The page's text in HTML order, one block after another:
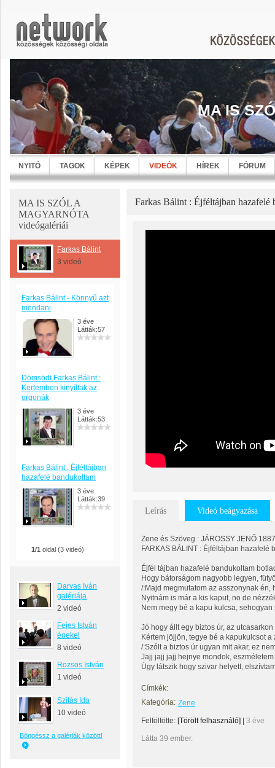
MA IS
NYITÓ TAGOK KÉPEK VIDEÓK HÍREK FÓRUM
MA IS SZÓL A
MAGYARNÓTA
videógalériái
Farkas Bálint
3 videó
Farkas Bálint - Könnyű azt
mondani
3 éve
Látták:57
Dömsödi Farkas Bálint :
Kertemben kinyíltak az
orgonák
3 éve
Látták:53
Farkas Bálint : Éjféltájban
hazafelé bandukoltam
3 éve
Látták:39
1/1 oldal (3 videó)
Darvas Iván
galériája
2 videó
Fejes István
énekel
8 videó
Rozsos István
1 videó
Szitás Ida
10 videó
Böngéssz a galériák között!
Farkas Bálint : Éjféltájban hazafelé
Leírás Videó beágyazása
Zene és Szöveg : JÁROSSY JENŐ
FARKAS BÁLINT : Éjféltájban hazafelé
Éjfél tájban hazafelé bandukoltam
Hogy bátorságom nagyobb legyen,
/:Majd megmutatom az asszonynak én,
Nyitnám is már a kis kaput, no de
Nem megy bé a kapu kulcsa,
Jó hogy állt egy biztos úr, az
Kértem jöjjön, tegye bé a kapukulcsot a
/:Szólt a biztos úr ugyan mit akar, ez
Jajj jajj jajj hejnye mondok,
Úgy látszik hogy szivar helyett,
Címkék:
Kategória: Zene
Feltöltötte: [Törölt felhasználó] 3 éve
Látta 39 ember.